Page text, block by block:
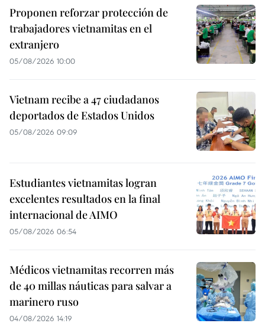
Proponen reforzar protección de
trabajadores vietnamitas en el
extranjero
05/08/2026 10:00
Vietnam recibe a 47 ciudadanos
deportados de Estados Unidos
05/08/2026 09:09
Estudiantes vietnamitas logran
excelentes resultados en la final
internacional de AIMO
05/08/2026 06:54
Médicos vietnamitas recorren más
de 40 millas náuticas para salvar a
marinero ruso
04/08/2026 14:19